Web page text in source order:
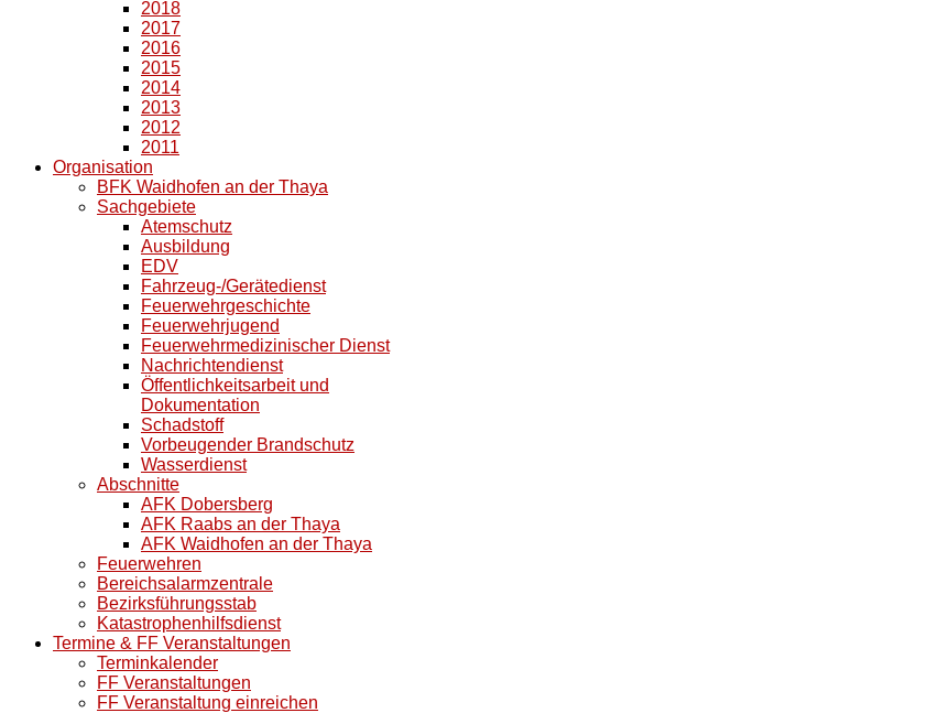
2018
2017
2016
2015
2014
2013
2012
2011
Organisation
BFK Waidhofen an der Thaya
Sachgebiete
Atemschutz
Ausbildung
EDV
Fahrzeug-/Gerätedienst
Feuerwehrgeschichte
Feuerwehrjugend
Feuerwehrmedizinischer Dienst
Nachrichtendienst
Öffentlichkeitsarbeit und
Dokumentation
Schadstoff
Vorbeugender Brandschutz
Wasserdienst
Abschnitte
AFK Dobersberg
AFK Raabs an der Thaya
AFK Waidhofen an der Thaya
Feuerwehren
Bereichsalarmzentrale
Bezirksführungsstab
Katastrophenhilfsdienst
Termine & FF Veranstaltungen
Terminkalender
FF Veranstaltungen
FF Veranstaltung einreichen